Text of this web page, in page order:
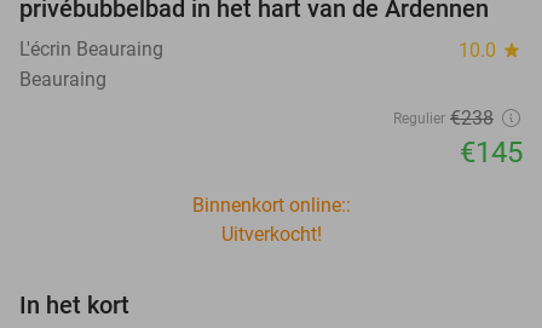
privébubbelbad in het hart van de Ardennen
L'écrin Beauraing 10.0 star
Beauraing
Regulier €238
€145
Binnenkort online::
Uitverkocht!
In het kort